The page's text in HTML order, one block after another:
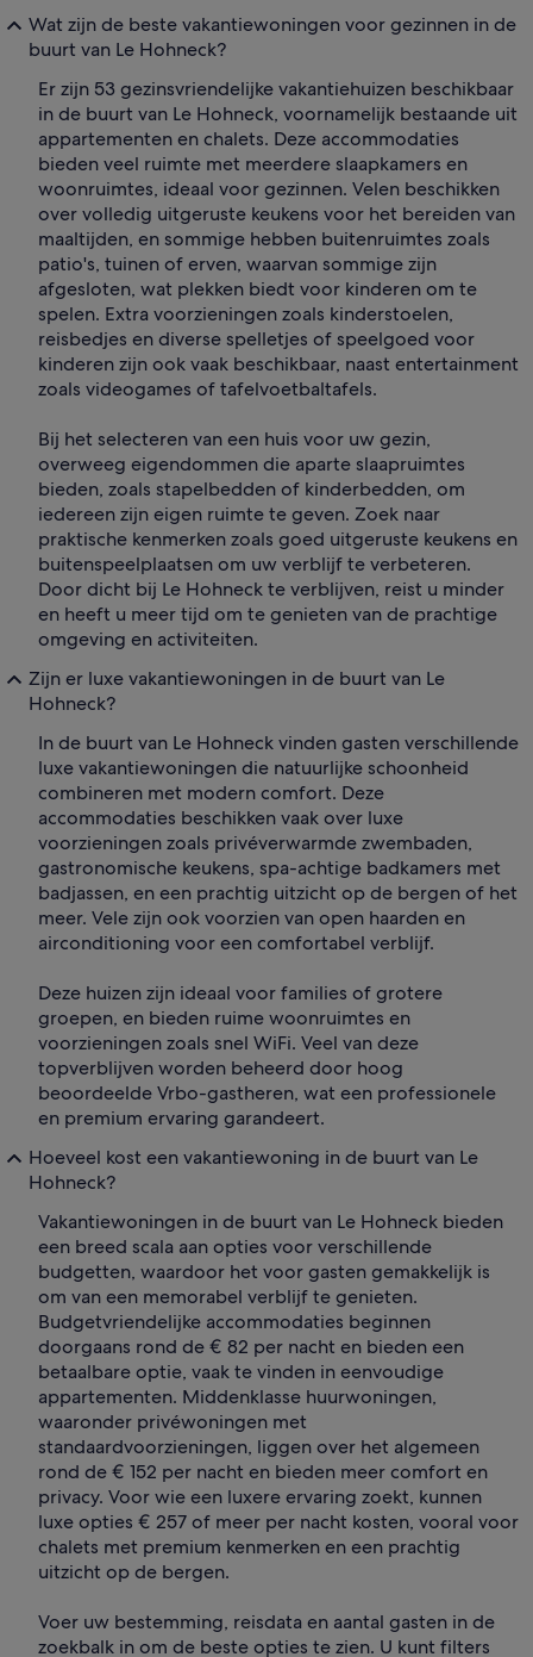
Wat zijn de beste vakantiewoningen voor gezinnen in de
buurt van Le Hohneck?
Er zijn 53 gezinsvriendelijke vakantiehuizen beschikbaar
in de buurt van Le Hohneck, voornamelijk bestaande uit
appartementen en chalets. Deze accommodaties
bieden veel ruimte met meerdere slaapkamers en
woonruimtes, ideaal voor gezinnen. Velen beschikken
over volledig uitgeruste keukens voor het bereiden van
maaltijden, en sommige hebben buitenruimtes zoals
patio's, tuinen of erven, waarvan sommige zijn
afgesloten, wat plekken biedt voor kinderen om te
spelen. Extra voorzieningen zoals kinderstoelen,
reisbedjes en diverse spelletjes of speelgoed voor
kinderen zijn ook vaak beschikbaar, naast entertainment
zoals videogames of tafelvoetbaltafels.
Bij het selecteren van een huis voor uw gezin,
overweeg eigendommen die aparte slaapruimtes
bieden, zoals stapelbedden of kinderbedden, om
iedereen zijn eigen ruimte te geven. Zoek naar
praktische kenmerken zoals goed uitgeruste keukens en
buitenspeelplaatsen om uw verblijf te verbeteren.
Door dicht bij Le Hohneck te verblijven, reist u minder
en heeft u meer tijd om te genieten van de prachtige
omgeving en activiteiten.
Zijn er luxe vakantiewoningen in de buurt van Le
Hohneck?
In de buurt van Le Hohneck vinden gasten verschillende
luxe vakantiewoningen die natuurlijke schoonheid
combineren met modern comfort. Deze
accommodaties beschikken vaak over luxe
voorzieningen zoals privéverwarmde zwembaden,
gastronomische keukens, spa-achtige badkamers met
badjassen, en een prachtig uitzicht op de bergen of het
meer. Vele zijn ook voorzien van open haarden en
airconditioning voor een comfortabel verblijf.
Deze huizen zijn ideaal voor families of grotere
groepen, en bieden ruime woonruimtes en
voorzieningen zoals snel WiFi. Veel van deze
topverblijven worden beheerd door hoog
beoordeelde Vrbo-gastheren, wat een professionele
en premium ervaring garandeert.
Hoeveel kost een vakantiewoning in de buurt van Le
Hohneck?
Vakantiewoningen in de buurt van Le Hohneck bieden
een breed scala aan opties voor verschillende
budgetten, waardoor het voor gasten gemakkelijk is
om van een memorabel verblijf te genieten.
Budgetvriendelijke accommodaties beginnen
doorgaans rond de € 82 per nacht en bieden een
betaalbare optie, vaak te vinden in eenvoudige
appartementen. Middenklasse huurwoningen,
waaronder privéwoningen met
standaardvoorzieningen, liggen over het algemeen
rond de € 152 per nacht en bieden meer comfort en
privacy. Voor wie een luxere ervaring zoekt, kunnen
luxe opties € 257 of meer per nacht kosten, vooral voor
chalets met premium kenmerken en een prachtig
uitzicht op de bergen.
Voer uw bestemming, reisdata en aantal gasten in de
zoekbalk in om de beste opties te zien. U kunt filters